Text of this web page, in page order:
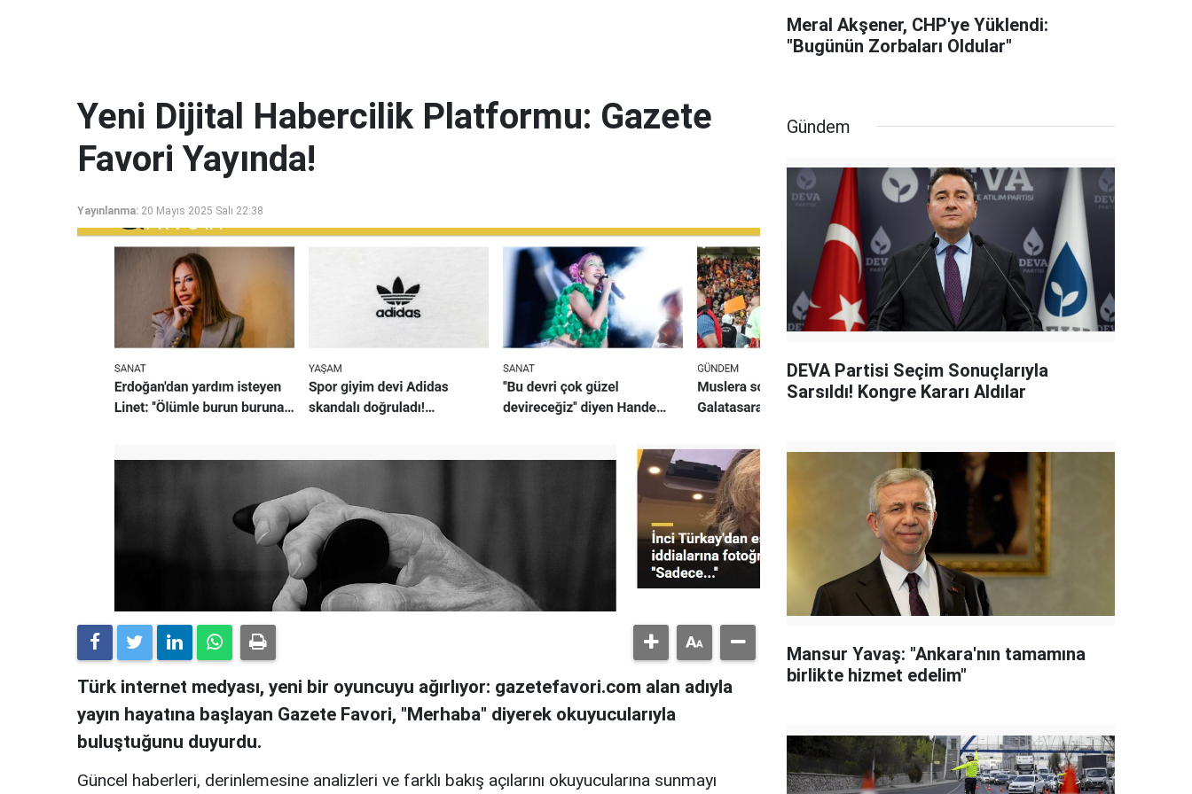
Meral Akşener, CHP'ye Yüklendi:
"Bugünün Zorbaları Oldular"
Yeni Dijital Habercilik Platformu: Gazete
Favori Yayında!
Yayınlanma: 20 Mayıs 2025 Salı 22:38
Türk internet medyası, yeni bir oyuncuyu ağırlıyor: gazetefavori.com alan adıyla
yayın hayatına başlayan Gazete Favori, "Merhaba" diyerek okuyucularıyla
buluştuğunu duyurdu.
Güncel haberleri, derinlemesine analizleri ve farklı bakış açılarını okuyucularına sunmayı
Gündem
DEVA Partisi Seçim Sonuçlarıyla
Sarsıldı! Kongre Kararı Aldılar
Mansur Yavaş: "Ankara'nın tamamına
birlikte hizmet edelim"